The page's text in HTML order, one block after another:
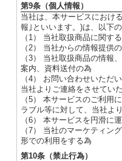
第9条（個人情報）
当社は、本サービスにおけ
報｣といいます。)は、以下
（1） 当社取扱商品に関す
（2） 当社からの情報提供
（3） 当社取扱商品の情報
案内、資料送付の為
（4） お問い合わせいただ
当社よりご連絡をさせてい
（5） 本サービスのご利用
ラブル等に対して、当社よ
（6） 本サービスを円滑に
（7） 当社のマーケティン
形での利用をする為
第10条（禁止行為）